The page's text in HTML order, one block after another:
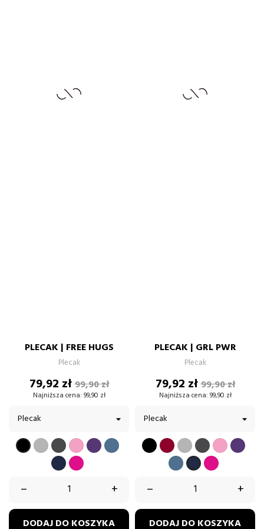
PLECAK | FREE HUGS
Plecak
Cena
79,92 złCena
podstawowa
99,90 zł
Najniższa cena: 99,90 zł
CZARNYSZARYGRAFITPUDROWY
RÓŻ
FIOLETOWY
BŁĘKITNY
GRANATOWY
FUKSJA
– +
DODAJ DO KOSZYKA
PLECAK | GRL PWR
Plecak
Cena
79,92 złCena
99,90 zł
Najniższa cena: 99,90 zł
CZARNYBORDOWY
SZARYGRAFIT
BŁĘKITNYGRANATOWY
FUKSJA
– +
DODAJ DO KOSZYKA